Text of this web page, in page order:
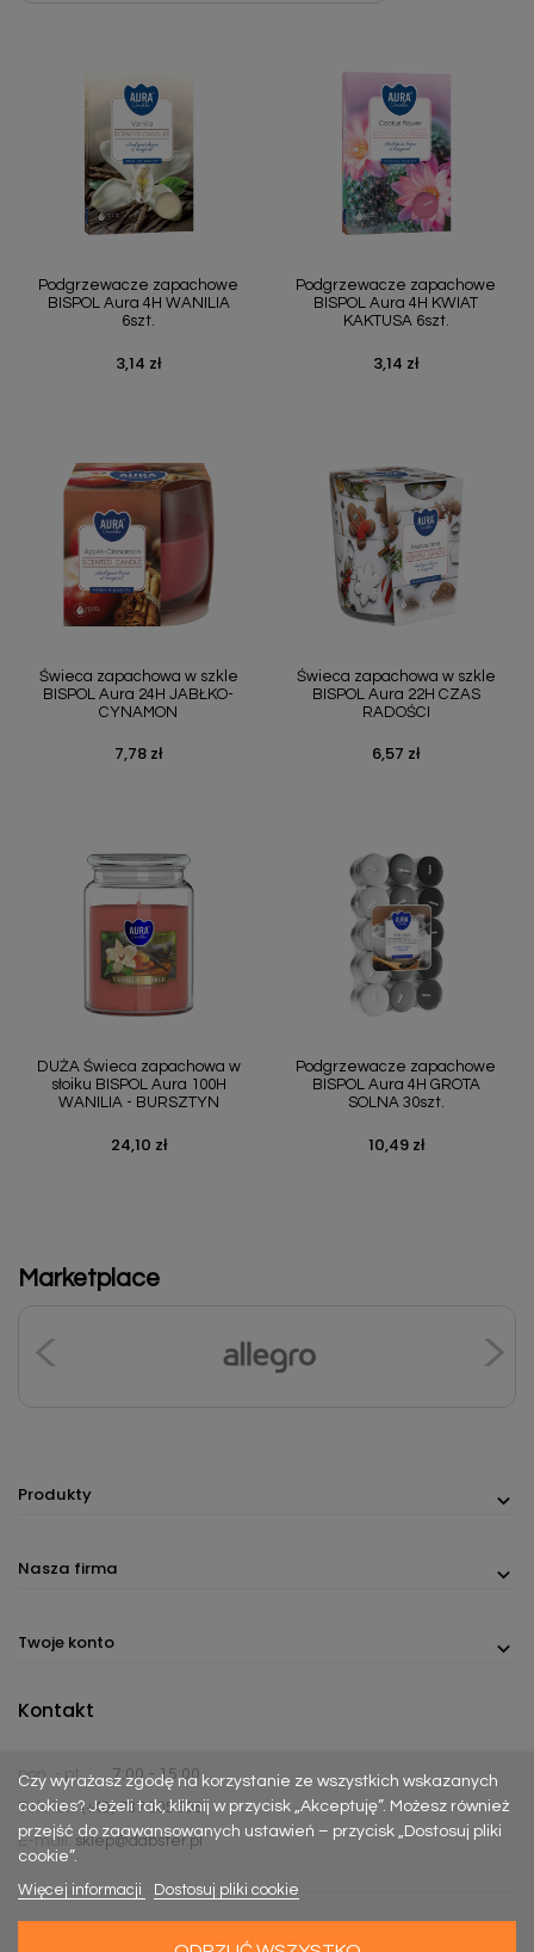
Podgrzewacze zapachowe
BISPOL Aura 4H WANILIA
6szt.
Cena
3,14 zł
Podgrzewacze zapachowe
BISPOL Aura 4H KWIAT
KAKTUSA 6szt.
Cena
3,14 zł
Świeca zapachowa w szkle
BISPOL Aura 24H JABŁKO-
CYNAMON
Cena
7,78 zł
Świeca zapachowa w szkle
BISPOL Aura 22H CZAS
RADOŚCI
Cena
6,57 zł
DUŻA Świeca zapachowa w
słoiku BISPOL Aura 100H
WANILIA - BURSZTYN
Cena
24,10 zł
Podgrzewacze zapachowe
BISPOL Aura 4H GROTA
SOLNA 30szt.
Cena
10,49 zł
Marketplace
Produkty
Nasza firma
Twoje konto
Czy wyrażasz zgodę na korzystanie ze wszystkich wskazanych
cookies? Jeżeli tak, kliknij w przycisk „Akceptuję”. Możesz również
przejść do zaawansowanych ustawień – przycisk „Dostosuj pliki
cookie”.
Więcej informacji
Dostosuj pliki cookie
Kontakt
pon. - pt.
7:00 - 15:00
Telefon:(+48) 737 305 306
E-mail: sklep@dabster.pl